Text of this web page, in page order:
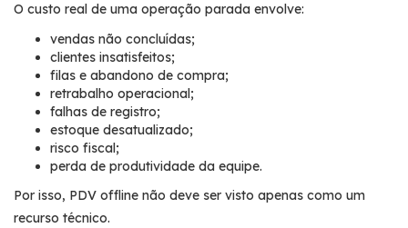
O custo real de uma operação parada envolve:
vendas não concluídas;
clientes insatisfeitos;
filas e abandono de compra;
retrabalho operacional;
falhas de registro;
estoque desatualizado;
risco fiscal;
perda de produtividade da equipe.
Por isso, PDV offline não deve ser visto apenas como um
recurso técnico.